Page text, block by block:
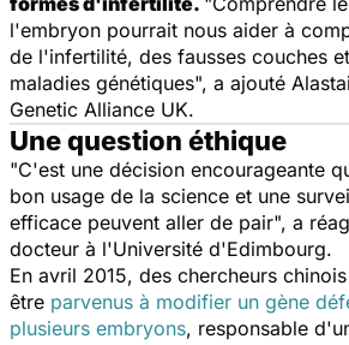
l'embryon pourrait nous aider à
de l'infertilité, des fausses couches
maladies génétiques", a ajouté
Genetic Alliance UK.
Une question éthique
"C'est une décision encourageante
bon usage de la science et une
efficace peuvent aller de pair", a
docteur à l'Université d'Edimbourg.
En avril 2015, des chercheurs
être parvenus à modifier un gène
plusieurs embryons, responsable